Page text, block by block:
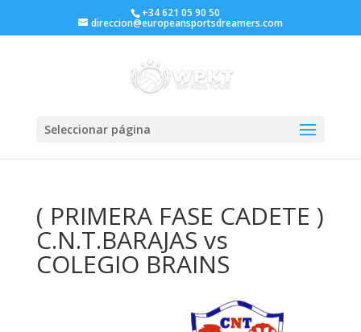
+34 621 05 90 50
direccion@europeansportsdreamers.com
Seleccionar página
( PRIMERA FASE CADETE )
C.N.T.BARAJAS vs
COLEGIO BRAINS